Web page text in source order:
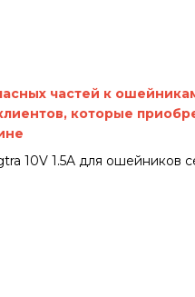
частей к
которые
10V 1.5A для ошейников